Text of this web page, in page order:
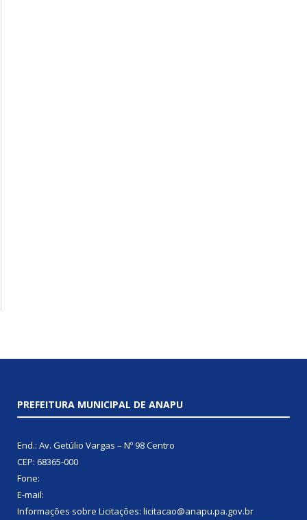
PREFEITURA MUNICIPAL DE ANAPU
End.: Av. Getúlio Vargas – Nº 98 Centro
CEP: 68365-000
Fone:
E-mail:
Informações sobre Licitações: licitacao@anapu.pa.gov.br